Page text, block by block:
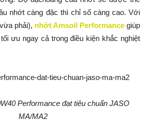
nhớt càng đặc thì chỉ số càng cao. Với
phải), nhớt Amsoil Performancegiúp
ưu ngay cả trong điều kiện khắc nghiệt
Performance đạt tiêu chuẩn JASO
MA/MA2